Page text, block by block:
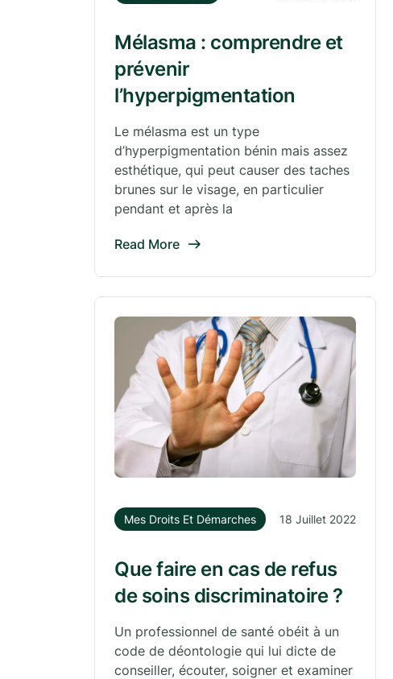
Mélasma : comprendre et
prévenir
l’hyperpigmentation
Le mélasma est un type
d’hyperpigmentation bénin mais assez
esthétique, qui peut causer des taches
brunes sur le visage, en particulier
pendant et après la
Read More
Mes Droits Et Démarches 18 Juillet 2022
Que faire en cas de refus
de soins discriminatoire ?
Un professionnel de santé obéit à un
code de déontologie qui lui dicte de
conseiller, écouter, soigner et examiner